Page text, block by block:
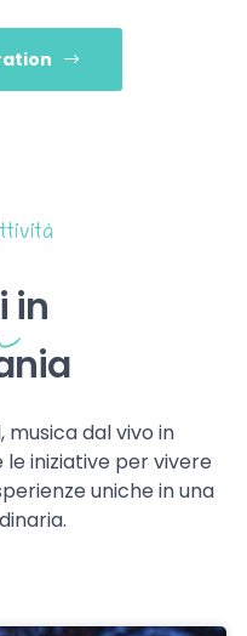
in
dal vivo in
iniziative per vivere
uniche in una